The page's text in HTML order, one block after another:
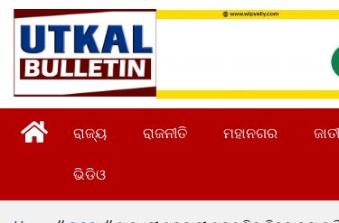
ରାଜ୍ୟ ରାଜନୀତି ମହାନଗର
ଭିଡିଓ